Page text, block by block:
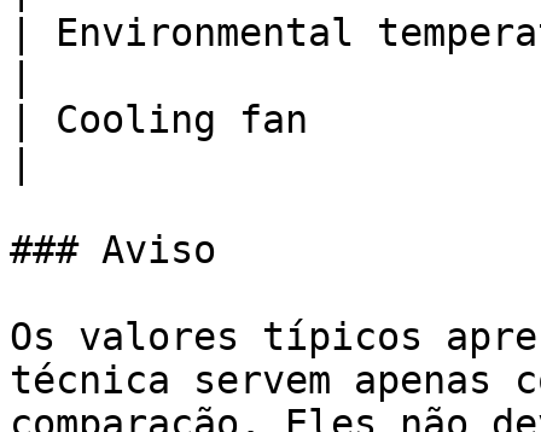
| Environmental
| Cooling fan
### Aviso
Os valores típicos
técnica servem apenas